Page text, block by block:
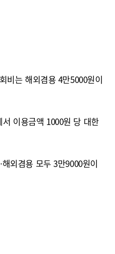
비는 해외겸용 4만5000원이
이용금액 1000원 당 대한
외겸용 모두 3만9000원이